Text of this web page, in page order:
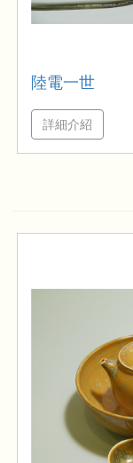
陸電一世
詳細介紹